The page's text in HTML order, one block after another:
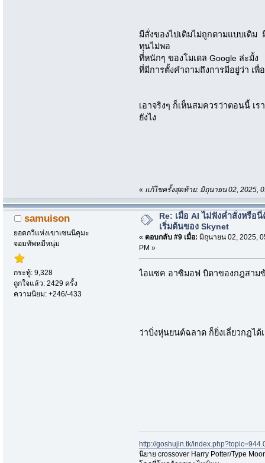
มีสั่งของไปเติมไม่ถูกตามแบบเดิม
ทุนไม่พอ
ที่หนักๆ ของโมเดล Google ล่ะมั้ง
ที่มีการตั้งคำถามถึงการมีอยู่ว่า เพื่
เอาจริงๆ ก็เห็นสมควรว่าตอนนี้ เ
ยังไง
« แก้ไขครั้งสุดท้าย: มิถุนายน 02, 2025,
samuison
ยอดกวีแห่งเขาเซนนิคุมะ
จอมทัพหมีหนุ่ม
กระทู้: 9,328
ถูกใจแล้ว: 2429 ครั้ง
ความนิยม: +246/-433
Re: เมื่อ AI ไม่ฟังค่ำสั่งหรือ
เริ่มต้นของ Skynet
« ตอบกลับ #9 เมื่อ: มิถุนายน 02, 2025,
PM »
ไอแซค อาซิมอฟ บิดาของกฎสาม
ว่าบิ่งหุ่นยนต์ฉลาด ก็ยิ่งเลี่ยวกฎได้
http://goshujin.tk/
นิยาย crossover Harry Potter/Type